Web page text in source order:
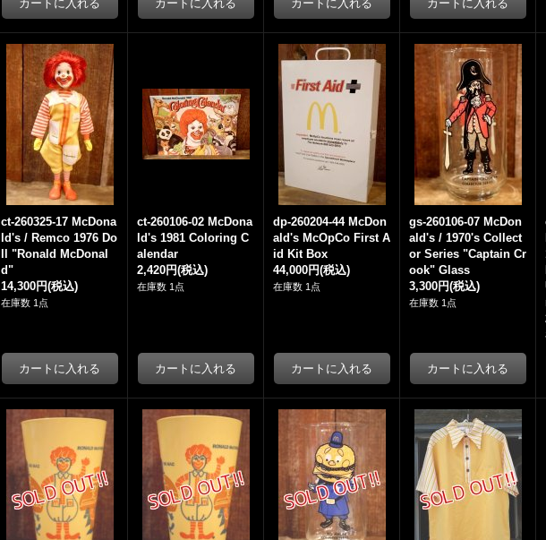
ct-260325-17 McDona
ld's / Remco 1976 Do
ll "Ronald McDonal
d"
14,300円(税込)
在庫数 1点
ct-260106-02 McDona
ld's 1981 Coloring C
alendar
2,420円(税込)
在庫数 1点
dp-260204-44 McDon
ald's McOpCo First A
id Kit Box
44,000円(税込)
在庫数 1点
gs-260106-07 McDon
ald's / 1970's Collect
or Series "Captain Cr
ook" Glass
3,300円(税込)
在庫数 1点